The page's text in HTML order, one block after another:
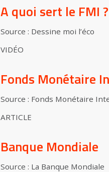
A quoi sert le FMI ?
Source : Dessine moi l’éco
VIDÉO
Fonds Monétaire
Source : Fonds Monétaire
ARTICLE
Banque Mondiale
Source : La Banque Mondiale